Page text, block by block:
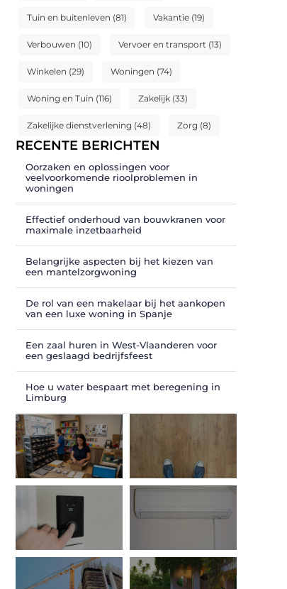
Tuin en buitenleven (81) Vakantie (19)
Verbouwen (10) Vervoer en transport (13)
Winkelen (29) Woningen (74)
Woning en Tuin (116) Zakelijk (33)
Zakelijke dienstverlening (48) Zorg (8)
RECENTE BERICHTEN
Oorzaken en oplossingen voor
veelvoorkomende rioolproblemen in
woningen
Effectief onderhoud van bouwkranen voor
maximale inzetbaarheid
Belangrijke aspecten bij het kiezen van
een mantelzorgwoning
De rol van een makelaar bij het aankopen
van een luxe woning in Spanje
Een zaal huren in West-Vlaanderen voor
een geslaagd bedrijfsfeest
Hoe u water bespaart met beregening in
Limburg